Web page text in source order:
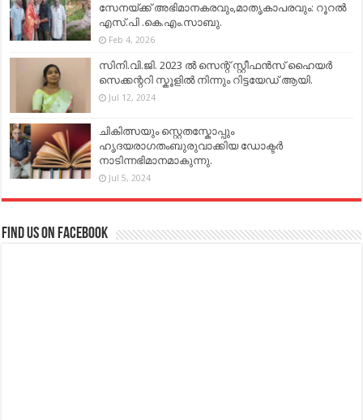
സേനയ്ക്ക് അഭിമാനകരവും,മാതൃകാപരവും: റൂറൽ
എസ്.പി .കെ.എം.സാബു.
Feb 4, 2026
സിനി.വി.ജി. 2023 ൽ സെന്റ് സ്റ്റീഫൻസ് ഹൈയർ
സെക്കന്ററി സ്കൂളിൽ നിന്നും റിട്ടയേഡ് ആയി.
Jul 12, 2024
ചികിത്സയും സ്റ്റെതസ്കോപ്പും
ഹൃദയരാഗതംബുരുവാക്കിയ ഡോക്ടർ
നാടിന്നഭിമാനമാകുന്നു.
Jul 5, 2024
Find us on Facebook